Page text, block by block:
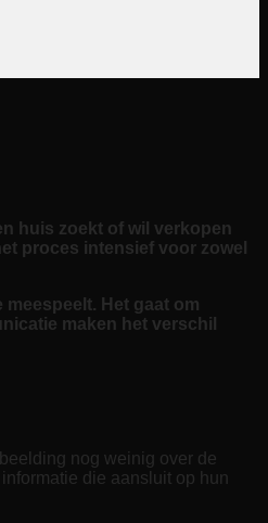
huis zoekt of wil verkopen
proces intensief voor zowel
Het gaat om
maken het verschil
nog weinig over de
die aansluit op hun